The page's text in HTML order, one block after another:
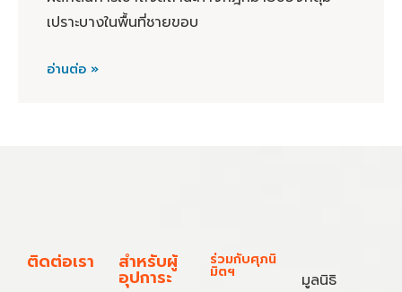
เปราะบางในพื้นที่ชายขอบ
อ่านต่อ »
ติดต่อเรา สำหรับผู้
อุปการะ
ร่วมกับศุภนิ
มิตฯ
มูลนิธิ